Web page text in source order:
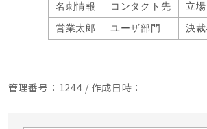
名刺情報
コンタクト先 立場
営業太郎
ユーザ部門 決
管理番号 ：1244 / 作成日時 ：